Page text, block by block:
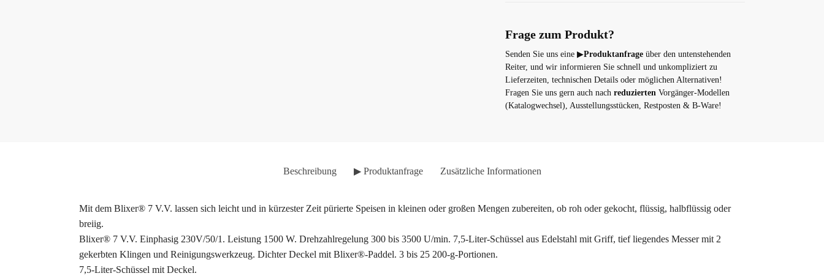
Frage zum Produkt?
Senden Sie uns eine ▶Produktanfrage über den untenstehenden
Reiter, und wir informieren Sie schnell und unkompliziert zu
Lieferzeiten, technischen Details oder möglichen Alternativen!
Fragen Sie uns gern auch nachreduzierten Vorgänger-Modellen
(Katalogwechsel), Ausstellungsstücken, Restposten & B-Ware!
Beschreibung ▶ Produktanfrage Zusätzliche Informationen
Mit dem Blixer® 7 V.V. lassen sich leicht und in kürzester Zeit pürierte Speisen in kleinen oder großen Mengen zubereiten, ob roh oder gekocht, flüssig, halbflüssig oder
breiig.
Blixer® 7 V.V. Einphasig 230V/50/1. Leistung 1500 W. Drehzahlregelung 300 bis 3500 U/min. 7,5-Liter-Schüssel aus Edelstahl mit Griff, tief liegendes Messer mit 2
gekerbten Klingen und Reinigungswerkzeug. Dichter Deckel mit Blixer®-Paddel. 3 bis 25 200-g-Portionen.
7,5-Liter-Schüssel mit Deckel.